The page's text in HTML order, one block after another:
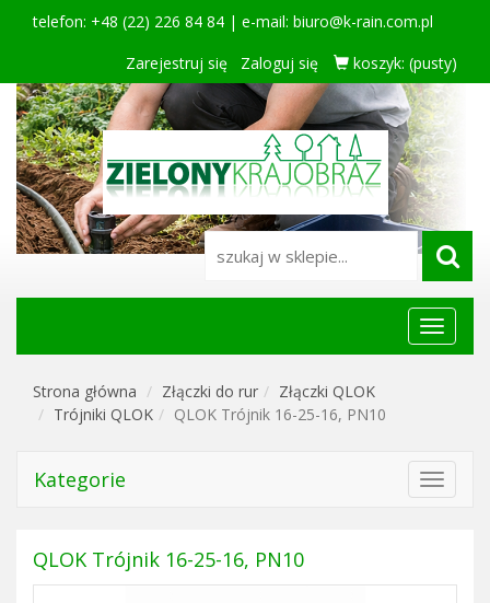
telefon: +48 (22) 226 84 84 | e-mail: biuro@k-rain.com.pl
Zarejestruj się
Zaloguj się koszyk: (pusty)
Menu
główne
Strona główna Złączki do rur
Złączki QLOK
Trójniki QLOK
QLOK Trójnik 16-25-16, PN10
Kategorie
Toggle
QLOK Trójnik 16-25-16, PN10